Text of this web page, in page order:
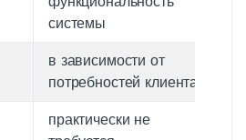
системы
в зависимости от
потребностей клиента
практически не